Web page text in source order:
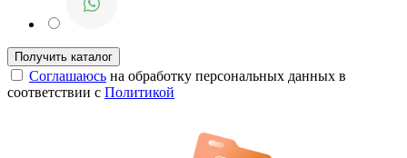
Соглашаюсь на обработку персональных данных в
соответствии с Политикой